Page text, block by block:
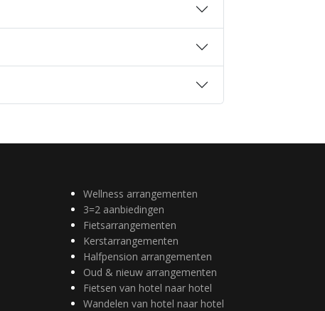
Wellness arrangementen
3=2 aanbiedingen
Fietsarrangementen
Kerstarrangementen
Halfpension arrangementen
Oud & nieuw arrangementen
Fietsen van hotel naar hotel
Wandelen van hotel naar hotel